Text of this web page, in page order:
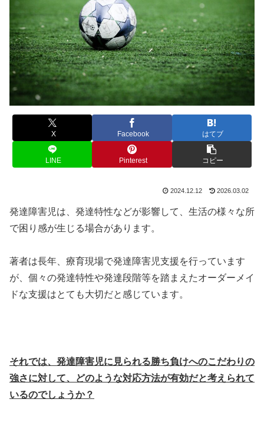
X Facebook はてブ
LINE Pinterest コピー
2024.12.12 2026.03.02
発達障害児は、発達特性などが影響して、生活の様々な所
で困り感が生じる場合があります。
著者は長年、療育現場で発達障害児支援を行っています
が、個々の発達特性や発達段階等を踏まえたオーダーメイ
ドな支援はとても大切だと感じています。
それでは、発達障害児に見られる勝ち負けへのこだわりの
強さに対して、どのような対応方法が有効だと考えられて
いるのでしょうか？